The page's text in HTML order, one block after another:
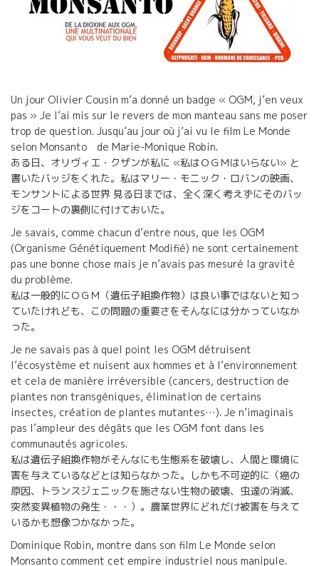
Un jour Olivier Cousin m’a donné un badge « OGM, j’en veux
pas » Je l’ai mis sur le revers de mon manteau sans me poser
trop de question. Jusqu’au jour où j’ai vu le film Le Monde
selon Monsanto de Marie-Monique Robin.
ある日、オリヴィエ・クザンが私に «私はＯＧＭはいらない» と
書いたバッジをくれた。私はマリー・モニック・ロバンの映画、
モンサントによる世界 見る日までは、全く深く考えずにそのバッ
ジをコートの裏側に付けておいた。
Je savais, comme chacun d’entre nous, que les OGM
(Organisme Génétiquement Modifié) ne sont certainement
pas une bonne chose mais je n’avais pas mesuré la gravité
du problème.
私は一般的にＯＧＭ（遺伝子組換作物）は良い事ではないと知っ
ていたけれども、この問題の重要さをそんなには分かっていなか
った。
Je ne savais pas à quel point les OGM détruisent
l’écosystème et nuisent aux hommes et à l’environnement
et cela de manière irréversible (cancers, destruction de
plantes non transgéniques, élimination de certains
insectes, création de plantes mutantes…). Je n’imaginais
pas l’ampleur des dégâts que les OGM font dans les
communautés agricoles.
私は遺伝子組換作物がそんなにも生態系を破壊し、人間と環境に
害を与えているなどとは知らなかった。しかも不可逆的に（癌の
原因、トランスジェニックを施さない生物の破壊、虫達の消滅、
突然変異植物の発生・・・）。農業世界にどれだけ被害を与えて
いるかも想像つかなかった。
Dominique Robin, montre dans son film Le Monde selon
Monsanto comment cet empire industriel nous manipule.